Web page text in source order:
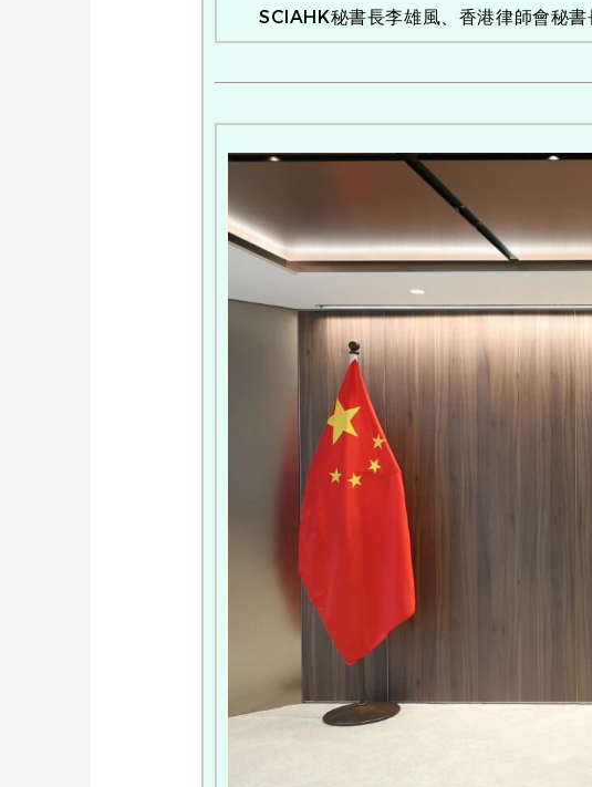
SCIAHK秘書長李雄風、香港律師會秘書